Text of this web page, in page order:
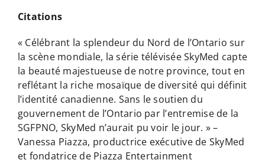
Citations
« Célébrant la splendeur du Nord de l’Ontario sur
la scène mondiale, la série télévisée SkyMed capte
la beauté majestueuse de notre province, tout en
reflétant la riche mosaïque de diversité qui définit
l’identité canadienne. Sans le soutien du
gouvernement de l’Ontario par l’entremise de la
SGFPNO, SkyMed n’aurait pu voir le jour. » –
Vanessa Piazza, productrice exécutive de SkyMed
et fondatrice de Piazza Entertainment